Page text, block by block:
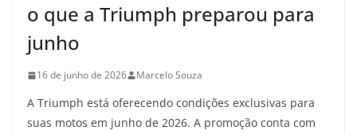
o que a Triumph preparou para
junho
16 de junho de 2026 Marcelo Souza
A Triumph está oferecendo condições exclusivas para
suas motos em junho de 2026. A promoção conta com